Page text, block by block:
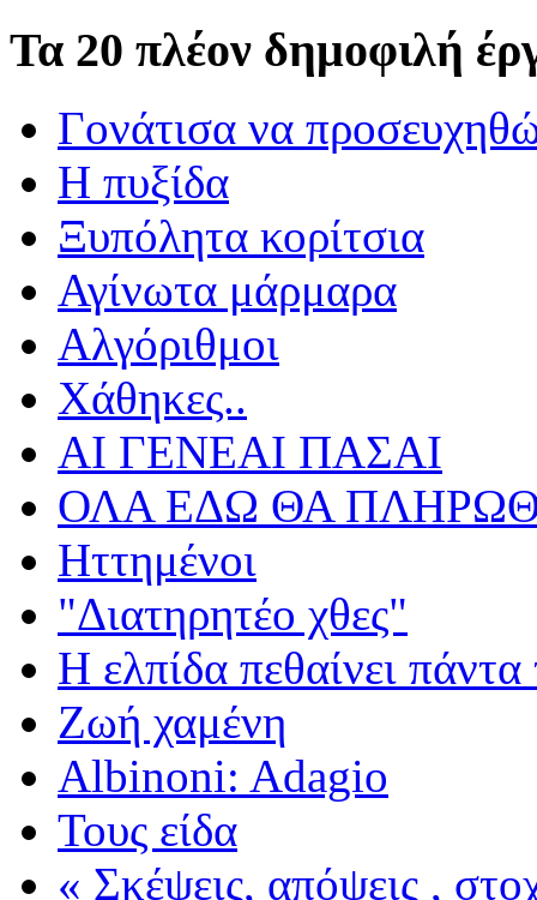
Τα 20 πλέον δημοφιλή
Γονάτισα να
Η πυξίδα
Ξυπόλητα κορίτσια
Αγίνωτα μάρμαρα
Αλγόριθμοι
Χάθηκες..
ΑΙ ΓΕΝΕΑΙ ΠΑΣΑΙ
ΟΛΑ ΕΔΩ ΘΑ
Ηττημένοι
"Διατηρητέο χθες"
Η ελπίδα πεθαίνει πάντα
Ζωή χαμένη
Albinoni: Adagio
Τους είδα
« Σκέψεις, απόψεις ,